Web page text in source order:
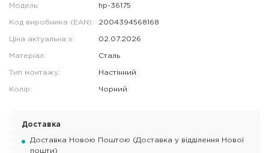
Модель: hp-36175
Код виробника (EAN): 2004394568168
Ціна актуальна з: 02.07.2026
Матеріал: Сталь
Тип монтажу: Настінний
Колір: Чорний
Доставка
Доставка Новою Поштою (Доставка у відділення Нової
пошти)